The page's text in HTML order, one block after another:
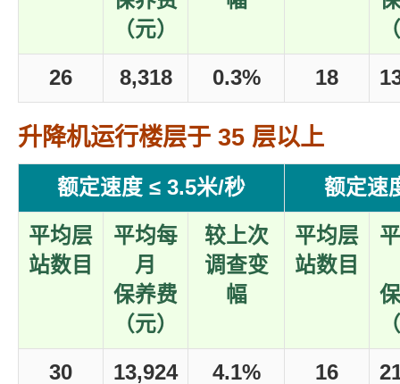
（元）
26 8,318 0.3% 18
升降机运行楼层于 35 层以上
额定速度 ≤ 3.5米/秒 额定速
平均层
站数目
平均每
月
保养费
（元）
较上次
调查变
幅
平均层
站数目
30 13,924 4.1% 16